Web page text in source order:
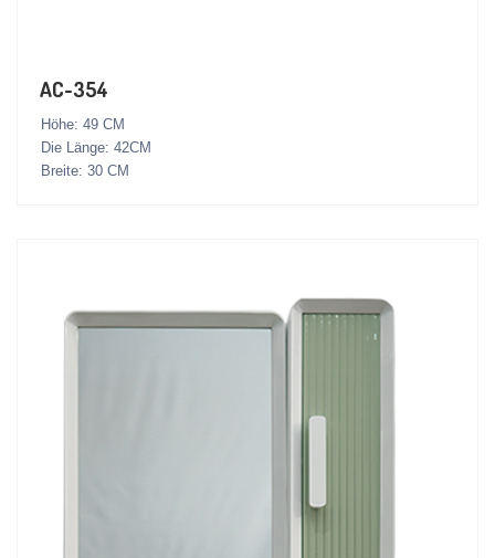
AC-354
Höhe: 49 CM
Die Länge: 42CM
Breite: 30 CM